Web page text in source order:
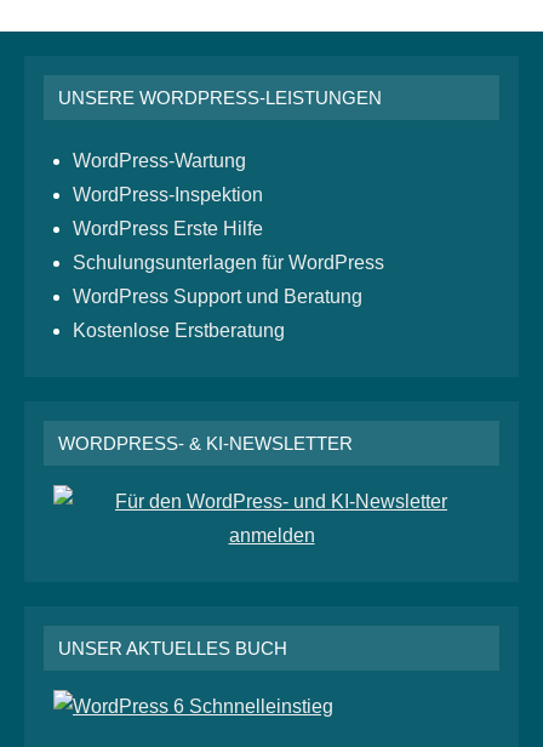
UNSERE WORDPRESS-LEISTUNGEN
WordPress-Wartung
WordPress-Inspektion
WordPress Erste Hilfe
Schulungsunterlagen für WordPress
WordPress Support und Beratung
Kostenlose Erstberatung
WORDPRESS- & KI-NEWSLETTER
UNSER AKTUELLES BUCH